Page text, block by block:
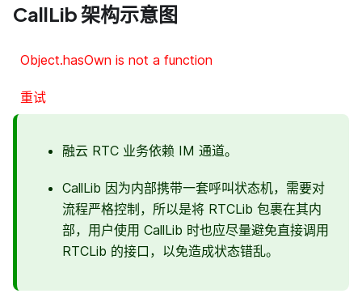
CallLib 架构示意图
Object.hasOwn is not a function
重试
融云 RTC 业务依赖 IM 通道。
CallLib 因为内部携带一套呼叫状态机，需要对
流程严格控制，所以是将 RTCLib 包裹在其内
部，用户使用 CallLib 时也应尽量避免直接调用
RTCLib 的接口，以免造成状态错乱。